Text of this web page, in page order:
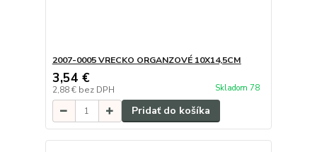
2007-0005 VRECKO ORGANZOVÉ 10X14,5CM
3,54 €
2,88 € bez DPH Skladom 78
Pridať do košíka